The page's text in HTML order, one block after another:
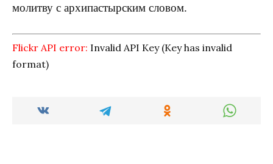
молитву с архипастырским словом.
Flickr API error: Invalid API Key (Key has invalid
format)